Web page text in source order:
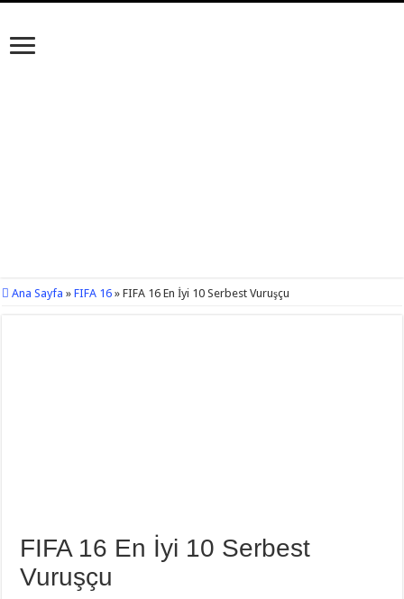
Ana Sayfa » FIFA 16 » FIFA 16 En İyi 10 Serbest Vuruşçu
FIFA 16 En İyi 10 Serbest
Vuruşçu